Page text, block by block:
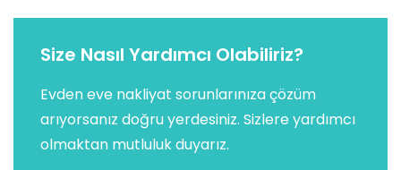
Size Nasıl Yardımcı Olabiliriz?
Evden eve nakliyat sorunlarınıza çözüm
arıyorsanız doğru yerdesiniz. Sizlere yardımcı
olmaktan mutluluk duyarız.